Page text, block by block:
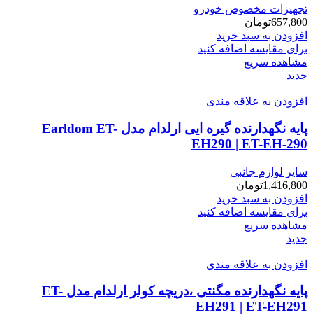
تجهیزات مخصوص خودرو
657,800تومان
افزودن به سبد خرید
برای مقایسه اضافه کنید
مشاهده سریع
جدید
افزودن به علاقه مندی
پایه نگهدارنده گیره ایی ارلدام مدل Earldom ET-
EH290 | ET-EH-290
سایر لوازم جانبی
1,416,800تومان
افزودن به سبد خرید
برای مقایسه اضافه کنید
مشاهده سریع
جدید
افزودن به علاقه مندی
پایه نگهدارنده مگنتی ،دریچه کولر ارلدام مدل ET-
EH291 | ET-EH291